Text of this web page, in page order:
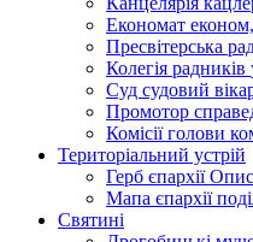
Економат
Пресвітерська
Колегія радників
Суд судовий
Промотор
Комісіїголови
Територіальний устрій
Герб єпархіїОпис
Мапа єпархії
Святині